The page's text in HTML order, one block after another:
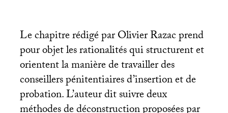
Le chapitre rédigé par Olivier Razac prend
pour objet les rationalités qui structurent et
orientent la manière de travailler des
conseillers pénitentiaires d’insertion et de
probation. L’auteur dit suivre deux